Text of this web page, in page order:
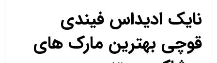
نایک ادیداس فیندی
قوچی بهترین مارک های